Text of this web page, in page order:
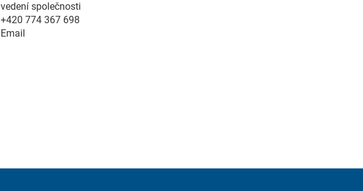
vedení společnosti
+420 774 367 698
Email
Odmítnout